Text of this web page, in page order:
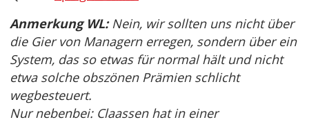
Anmerkung WL:Nein, wir sollten uns nicht über
die Gier von Managern erregen, sondern über ein
System, das so etwas für normal hält und nicht
etwa solche obszönen Prämien schlicht
wegbesteuert.
Nur nebenbei: Claassen hat in einer